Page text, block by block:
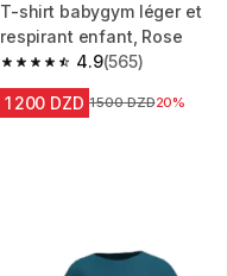
T-shirt babygym léger et
respirant enfant, Rose
4.9
4.9 out of 5 stars from 565
(565)
1 200 DZD Prix avant la réduction
1 500 DZD20%